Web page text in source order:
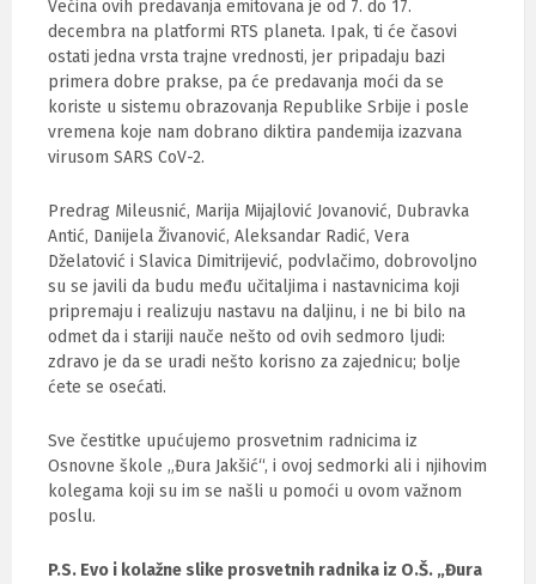
Većina ovih predavanja emitovana je od 7. do 17.
decembra na platformi RTS planeta. Ipak, ti će časovi
ostati jedna vrsta trajne vrednosti, jer pripadaju bazi
primera dobre prakse, pa će predavanja moći da se
koriste u sistemu obrazovanja Republike Srbije i posle
vremena koje nam dobrano diktira pandemija izazvana
virusom SARS CoV-2.
Predrag Mileusnić, Marija Mijajlović Jovanović, Dubravka
Antić, Danijela Živanović, Aleksandar Radić, Vera
Dželatović i Slavica Dimitrijević, podvlačimo, dobrovoljno
su se javili da budu među učitaljima i nastavnicima koji
pripremaju i realizuju nastavu na daljinu, i ne bi bilo na
odmet da i stariji nauče nešto od ovih sedmoro ljudi:
zdravo je da se uradi nešto korisno za zajednicu; bolje
ćete se osećati.
Sve čestitke upućujemo prosvetnim radnicima iz
Osnovne škole „Đura Jakšić“, i ovoj sedmorki ali i njihovim
kolegama koji su im se našli u pomoći u ovom važnom
poslu.
P.S. Evo i kolažne slike prosvetnih radnika iz O.Š. „Đura